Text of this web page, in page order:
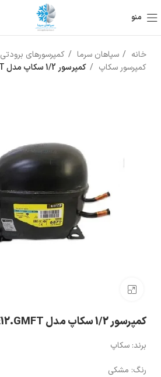
منو
خانه سپاهان سرما کمپرسورهای برودتی
کمپرسور سکاپ
کمپرسور 1/2 سکاپ مدل NLE12.GMFT با گاز R134a
کمپرسور 1/2 سکاپ مدل NLE12.GMFT با گاز R134a
برند: سکاپ
رنگ: مشکی